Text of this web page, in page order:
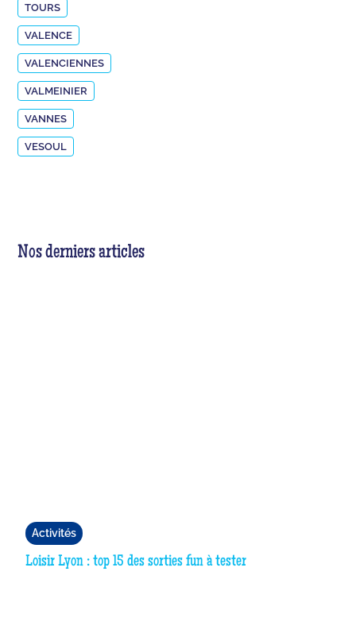
TOURS
VALENCE
VALENCIENNES
VALMEINIER
VANNES
VESOUL
Nos derniers articles
Activités
Loisir Lyon : top 15 des sorties fun à tester